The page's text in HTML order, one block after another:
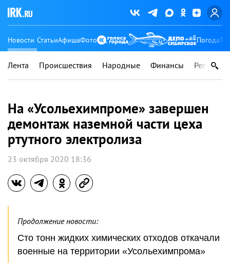
Новости СтатьиАфишаФото Погода
Лента Происшествия Народные Финансы Регионы
На «Усольехимпроме» завершен
демонтаж наземной части цеха
ртутного электролиза
23 октября 2020 18:36
Продолжение новости:
Сто тонн жидких химических отходов откачали
военные на территории «Усольехимпрома»